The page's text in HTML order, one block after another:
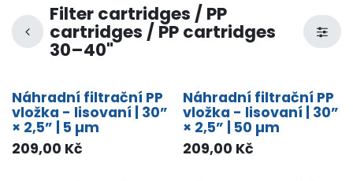
Filter cartridges / PP
cartridges / PP cartridges
30–40"
Náhradní filtrační PP
vložka - lisovaní | 30”
× 2,5” | 5 µm
209,00 Kč
Náhradní filtrační PP
vložka - lisovaní | 30”
× 2,5” | 50 µm
209,00 Kč